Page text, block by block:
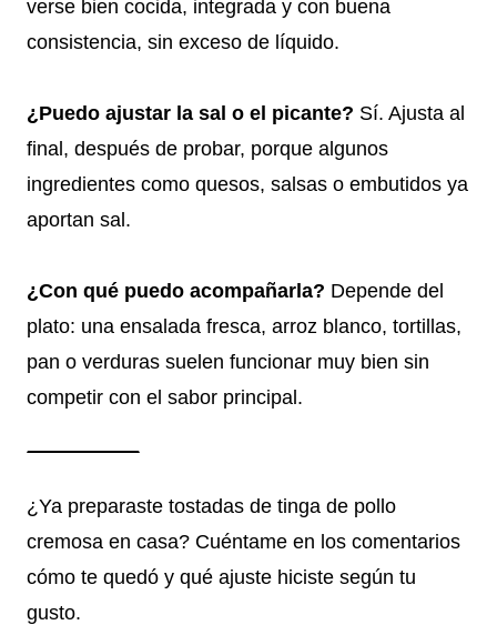
verse bien cocida, integrada y con buena
consistencia, sin exceso de líquido.
¿Puedo ajustar la sal o el picante? Sí. Ajusta al
final, después de probar, porque algunos
ingredientes como quesos, salsas o embutidos ya
aportan sal.
¿Con qué puedo acompañarla? Depende del
plato: una ensalada fresca, arroz blanco, tortillas,
pan o verduras suelen funcionar muy bien sin
competir con el sabor principal.
¿Ya preparaste tostadas de tinga de pollo
cremosa en casa? Cuéntame en los comentarios
cómo te quedó y qué ajuste hiciste según tu
gusto.